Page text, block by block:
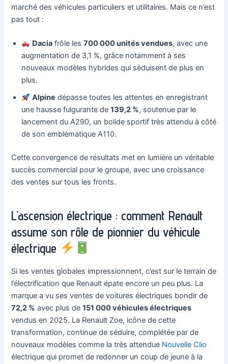
marché des véhicules particuliers et utilitaires. Mais ce n’est
pas tout :
Dacia frôle les700 000 unités vendues, avec une
augmentation de 3,1 %, grâce notamment à ses
nouveaux modèles hybrides qui séduisent de plus en
plus.
Alpine dépasse toutes les attentes en enregistrant
une hausse fulgurante de139,2 %, soutenue par le
lancement du A290, un bolide sportif très attendu à côté
de son emblématique A110.
Cette convergence de résultats met en lumière un véritable
succès commercial pour le groupe, avec une croissance
des ventes sur tous les fronts.
L’ascension électrique : comment Renault
assume son rôle de pionnier du véhicule
électrique
Si les ventes globales impressionnent, c’est sur le terrain de
l’électrification que Renault épate encore un peu plus. La
marque a vu ses ventes de voitures électriques bondir de
72,2 % avec plus de151 000 véhicules électriques
vendus en 2025. La Renault Zoe, icône de cette
transformation, continue de séduire, complétée par de
nouveaux modèles comme la très attendue Nouvelle Clio
électrique qui promet de redonner un coup de jeune à la